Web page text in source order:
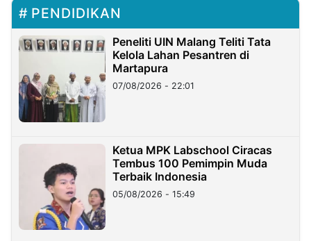
PENDIDIKAN
Peneliti UIN Malang Teliti Tata
Kelola Lahan Pesantren di
Martapura
07/08/2026 - 22:01
Ketua MPK Labschool Ciracas
Tembus 100 Pemimpin Muda
Terbaik Indonesia
05/08/2026 - 15:49